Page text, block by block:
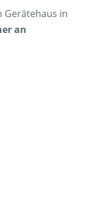
Gerätehaus in
an